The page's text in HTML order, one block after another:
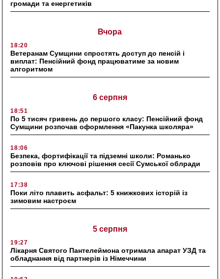
громади та енергетиків
Вчора
18:20
Ветеранам Сумщини спростять доступ до пенсій і
виплат: Пенсійний фонд працюватиме за новим
алгоритмом
6 серпня
18:51
По 5 тисяч гривень до першого класу: Пенсійний фонд
Сумщини розпочав оформлення «Пакунка школяра»
18:06
Безпека, фортифікації та підземні школи: Романько
розповів про ключові рішення сесії Сумської облради
17:38
Поки літо плавить асфальт: 5 книжкових історій із
зимовим настроєм
5 серпня
19:27
Лікарня Святого Пантелеймона отримала апарат УЗД та
обладнання від партнерів із Німеччини